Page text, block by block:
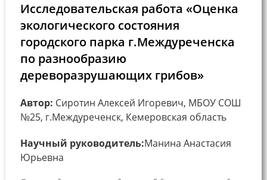
Исследовательская работа «Оценка
экологического состояния
городского парка г.Междуреченска
по разнообразию
дереворазрушающих грибов»
Автор: Сиротин Алексей Игоревич, МБОУ СОШ
№25, г.Междуреченск, Кемеровская область
Научный руководитель:Манина Анастасия
Юрьевна